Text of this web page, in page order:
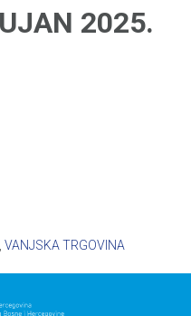
2025.
VANJSKA TRGOVINA